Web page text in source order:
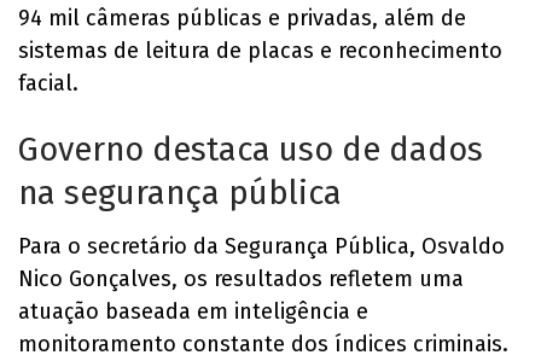
94 mil câmeras públicas e privadas, além de
sistemas de leitura de placas e reconhecimento
facial.
Governo destaca uso de dados
na segurança pública
Para o secretário da Segurança Pública, Osvaldo
Nico Gonçalves, os resultados refletem uma
atuação baseada em inteligência e
monitoramento constante dos índices criminais.